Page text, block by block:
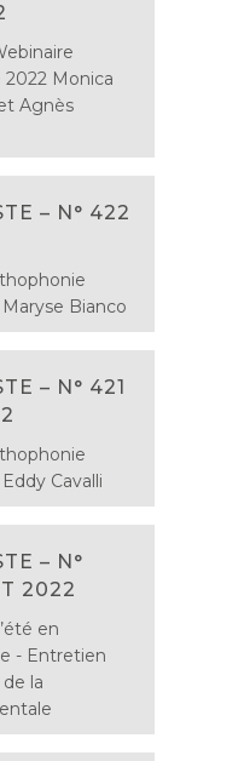
2022 Monica
Agnès
– N° 422
Bianco
– N° 421
Cavalli
– N°
2022
en
- Entretien
la